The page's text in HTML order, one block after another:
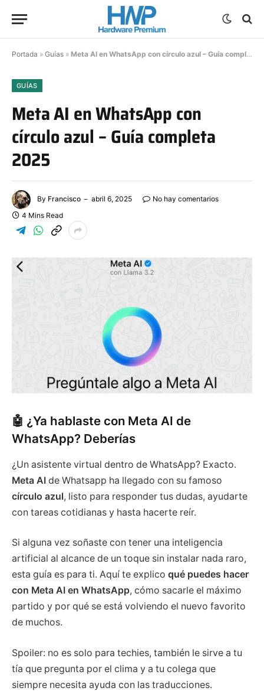
Portada » Guías » Meta AI en WhatsApp con círculo azul – Guía completa 2025
GUÍAS
Meta AI en WhatsApp con
círculo azul – Guía completa
2025
By Francisco abril 6, 2025
No hay comentarios
4 Mins Read
🤖 ¿Ya hablaste con Meta AI de
WhatsApp? Deberías
¿Un asistente virtual dentro de WhatsApp? Exacto.
Meta AI de Whatsapp ha llegado con su famoso
círculo azul, listo para responder tus dudas, ayudarte
con tareas cotidianas y hasta hacerte reír.
Si alguna vez soñaste con tener una inteligencia
artificial al alcance de un toque sin instalar nada raro,
esta guía es para ti. Aquí te explico qué puedes hacer
con Meta AI en WhatsApp, cómo sacarle el máximo
partido y por qué se está volviendo el nuevo favorito
de muchos.
Spoiler: no es solo para techies, también le sirve a tu
tía que pregunta por el clima y a tu colega que
siempre necesita ayuda con las traducciones.